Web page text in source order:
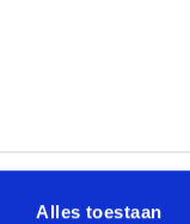
Alles toestaan